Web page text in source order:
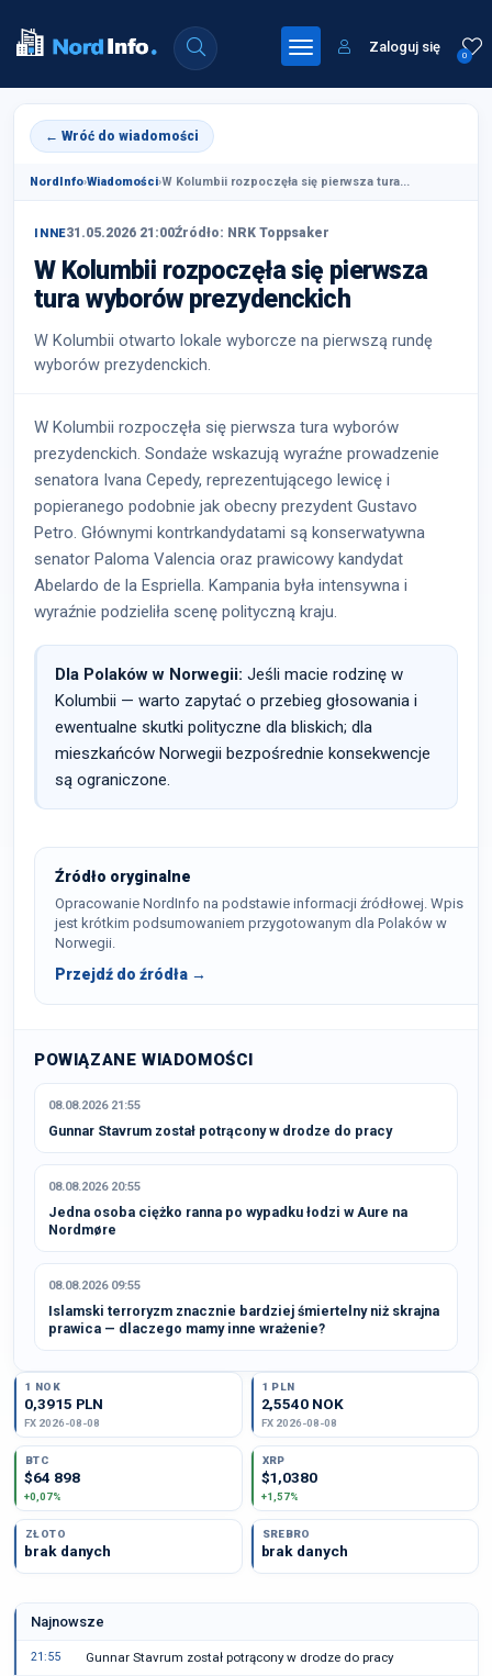
0
Zaloguj się
← Wróć do wiadomości
NordInfo›Wiadomości›W Kolumbii rozpoczęła się pierwsza tura...
INNE31.05.2026 21:00Źródło: NRK Toppsaker
W Kolumbii rozpoczęła się pierwsza
tura wyborów prezydenckich
W Kolumbii otwarto lokale wyborcze na pierwszą rundę
wyborów prezydenckich.
W Kolumbii rozpoczęła się pierwsza tura wyborów
prezydenckich. Sondaże wskazują wyraźne prowadzenie
senatora Ivana Cepedy, reprezentującego lewicę i
popieranego podobnie jak obecny prezydent Gustavo
Petro. Głównymi kontrkandydatami są konserwatywna
senator Paloma Valencia oraz prawicowy kandydat
Abelardo de la Espriella. Kampania była intensywna i
wyraźnie podzieliła scenę polityczną kraju.
Dla Polaków w Norwegii: Jeśli macie rodzinę w
Kolumbii — warto zapytać o przebieg głosowania i
ewentualne skutki polityczne dla bliskich; dla
mieszkańców Norwegii bezpośrednie konsekwencje
są ograniczone.
Źródło oryginalne
Opracowanie NordInfo na podstawie informacji źródłowej. Wpis
jest krótkim podsumowaniem przygotowanym dla Polaków w
Norwegii.
Przejdź do źródła →
POWIĄZANE WIADOMOŚCI
08.08.2026 21:55
Gunnar Stavrum został potrącony w drodze do pracy
08.08.2026 20:55
Jedna osoba ciężko ranna po wypadku łodzi w Aure na
Nordmøre
08.08.2026 09:55
Islamski terroryzm znacznie bardziej śmiertelny niż skrajna
prawica — dlaczego mamy inne wrażenie?
1 NOK
0,3915 PLN
FX 2026-08-08
1 PLN
2,5540 NOK
FX 2026-08-08
BTC
$64 898
+0,07%
XRP
$1,0380
+1,57%
ZŁOTO
brak danych
SREBRO
brak danych
Najnowsze
21:55 Gunnar Stavrum został potrącony w drodze do pracy